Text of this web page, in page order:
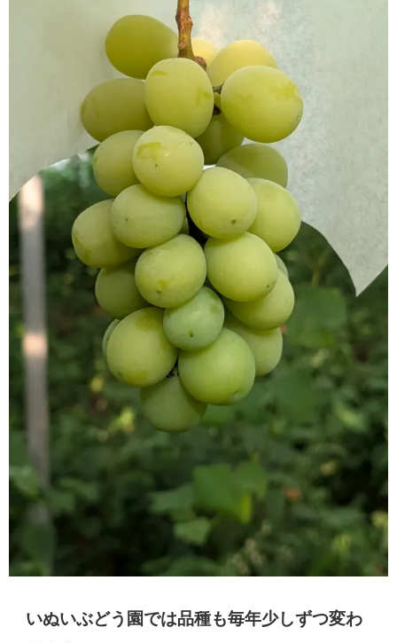
いぬいぶどう園では品種も毎年少しずつ変わ